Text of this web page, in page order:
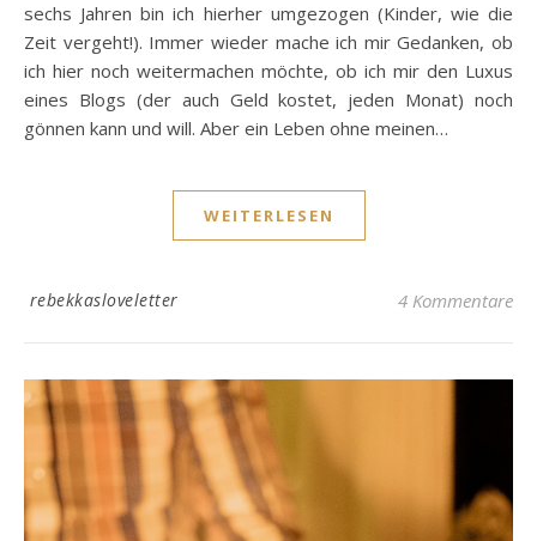
sechs Jahren bin ich hierher umgezogen (Kinder, wie die
Zeit vergeht!). Immer wieder mache ich mir Gedanken, ob
ich hier noch weitermachen möchte, ob ich mir den Luxus
eines Blogs (der auch Geld kostet, jeden Monat) noch
gönnen kann und will. Aber ein Leben ohne meinen…
WEITERLESEN
rebekkasloveletter 4 Kommentare